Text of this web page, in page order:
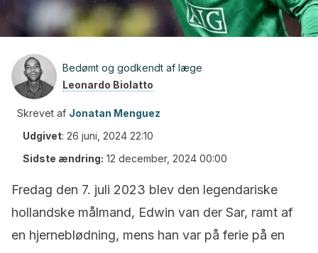
Bedømt og godkendt af læge
Leonardo Biolatto
Skrevet af Jonatan Menguez
Udgivet: 26 juni, 2024 22:10
Sidste ændring: 12 december, 2024 00:00
Fredag den 7. juli 2023 blev den legendariske
hollandske målmand, Edwin van der Sar, ramt af
en hjerneblødning, mens han var på ferie på en